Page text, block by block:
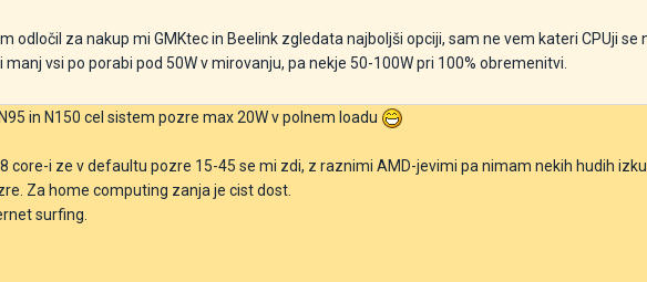
odločil za nakup mi GMKtec in Beelink zgledata najboljši opciji, sam ne vem kateri CPUji
manj vsi po porabi pod 50W v mirovanju, pa nekje 50-100W pri 100% obremenitvi.
in N150 cel sistem pozre max 20W v polnem loadu
core-i ze v defaultu pozre 15-45 se mi zdi, z raznimi AMD-jevimi pa nimam nekih hudih
Za home computing zanja je cist dost.
surfing.